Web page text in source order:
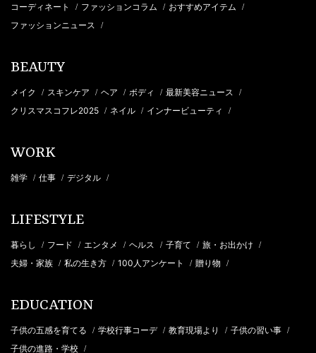
コーディネート / ファッションコラム / おすすめアイテム /
ファッションニュース /
BEAUTY
メイク / スキンケア / ヘア / ボディ / 最新美容ニュース /
クリスマスコフレ2025 / ネイル / インナービューティ /
WORK
雑学 / 仕事 / デジタル /
LIFESTYLE
暮らし / フード / エンタメ / ヘルス / 子育て / 旅・お出かけ /
夫婦・家族 / 私の生き方 / 100人アンケート / 贈り物 /
EDUCATION
子供の五感を育てる / 学校行事コーデ / 教育現場より / 子供の習い事 /
子供の進路・学校 /